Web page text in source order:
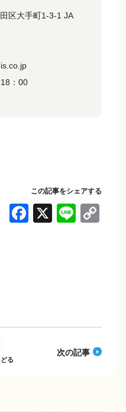
区大手町1-3-1 JA
：00
この記事をシェアする
F
o
X Li
る
次の記事